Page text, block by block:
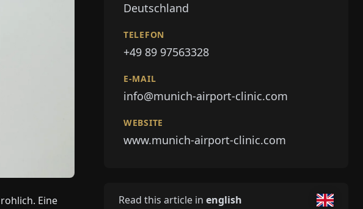
Eine
Deutschland
TELEFON
+49 89 97563328
E-MAIL
info@munich-airport-clinic.com
WEBSITE
www.munich-airport-clinic.com
Read this article in english